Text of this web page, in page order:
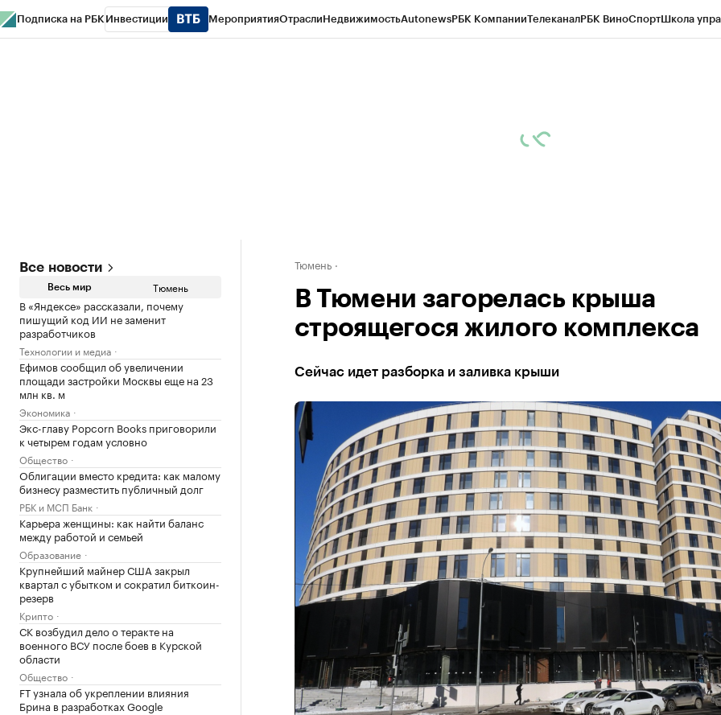
Подписка на РБК Инвестиции МероприятияОтраслиНедвижимостьAutonewsРБК КомпанииТелеканалРБК ВиноСпортШкола
Все новости
Весь мир Тюмень
В «Яндексе» рассказали, почему
пишущий код ИИ не заменит
разработчиков
Технологии и медиа
Ефимов сообщил об увеличении
площади застройки Москвы еще на 23
млн кв. м
Экономика
Экс-главу Popcorn Books приговорили
к четырем годам условно
Общество
Облигации вместо кредита: как малому
бизнесу разместить публичный долг
РБК и МСП Банк
Карьера женщины: как найти баланс
между работой и семьей
Образование
Крупнейший майнер США закрыл
квартал с убытком и сократил биткоин-
резерв
Крипто
СК возбудил дело о теракте на
военного ВСУ после боев в Курской
области
Общество
FT узнала об укреплении влияния
Брина в разработках Google
Тюмень
В Тюмени загорелась крыша
строящегося жилого комплекса
Сейчас идет разборка и заливка крыши